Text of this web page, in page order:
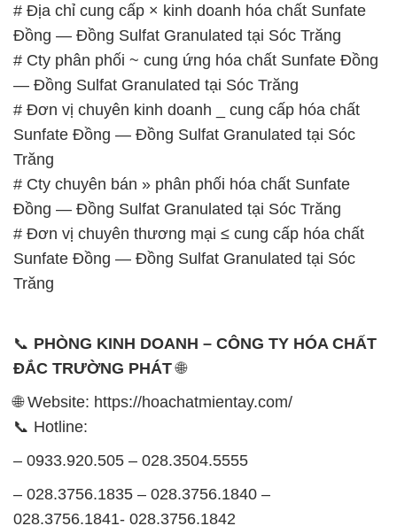
# Địa chỉ cung cấp × kinh doanh hóa chất Sunfate
Đồng — Đồng Sulfat Granulated tại Sóc Trăng
# Cty phân phối ~ cung ứng hóa chất Sunfate Đồng
— Đồng Sulfat Granulated tại Sóc Trăng
# Đơn vị chuyên kinh doanh _ cung cấp hóa chất
Sunfate Đồng — Đồng Sulfat Granulated tại Sóc
Trăng
# Cty chuyên bán » phân phối hóa chất Sunfate
Đồng — Đồng Sulfat Granulated tại Sóc Trăng
# Đơn vị chuyên thương mại ≤ cung cấp hóa chất
Sunfate Đồng — Đồng Sulfat Granulated tại Sóc
Trăng
📞 PHÒNG KINH DOANH – CÔNG TY HÓA CHẤT
ĐẮC TRƯỜNG PHÁT🌐
🌐 Website: https://hoachatmientay.com/
📞 Hotline:
– 0933.920.505 – 028.3504.5555
– 028.3756.1835 – 028.3756.1840 –
028.3756.1841- 028.3756.1842